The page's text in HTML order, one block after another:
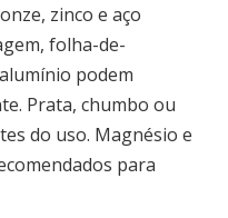
zinco e aço
folha-de-
podem
Prata, chumbo ou
do uso. Magnésio e
para